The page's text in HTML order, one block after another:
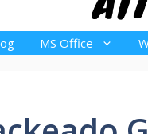
MS Office